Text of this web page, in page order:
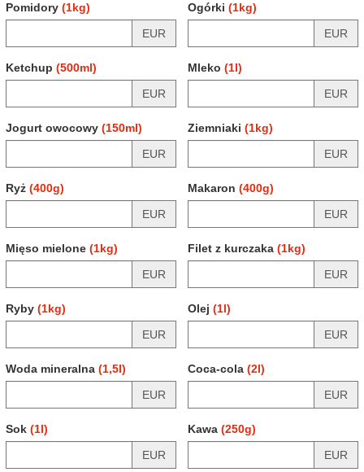
Pomidory (1kg)
EUR
Ogórki (1kg)
EUR
Ketchup (500ml)
EUR
Mleko (1l)
EUR
Jogurt owocowy (150ml)
EUR
Ziemniaki (1kg)
EUR
Ryż (400g)
EUR
Makaron (400g)
EUR
Mięso mielone (1kg)
EUR
Filet z kurczaka (1kg)
EUR
Ryby (1kg)
EUR
Olej (1l)
EUR
Woda mineralna (1,5l)
EUR
Coca-cola (2l)
EUR
Sok (1l)
EUR
Kawa (250g)
EUR